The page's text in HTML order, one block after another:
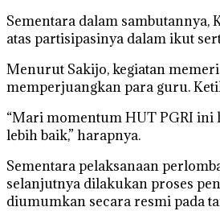
Sementara dalam
atas partisipasinya dalam ikut
Menurut Sakijo, kegiatan
memperjuangkan para guru.
“Mari momentum HUT PGRI ini
lebih baik,” harapnya.
Sementara pelaksanaan
selanjutnya dilakukan proses
diumumkan secara resmi pada